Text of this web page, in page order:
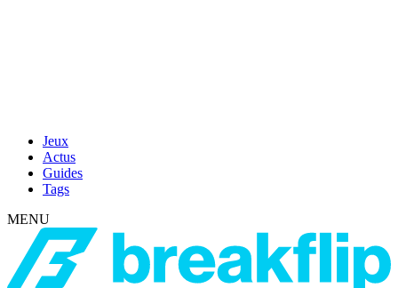
Jeux
Actus
Guides
Tags
MENU